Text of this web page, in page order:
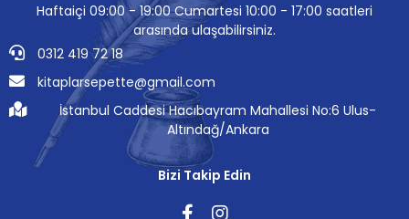
Haftaiçi 09:00 - 19:00 Cumartesi 10:00 - 17:00 saatleri
arasında ulaşabilirsiniz.
0312 419 72 18
kitaplarsepette@gmail.com
İstanbul Caddesi Hacıbayram Mahallesi No:6 Ulus-
Altındağ/Ankara
Bizi Takip Edin